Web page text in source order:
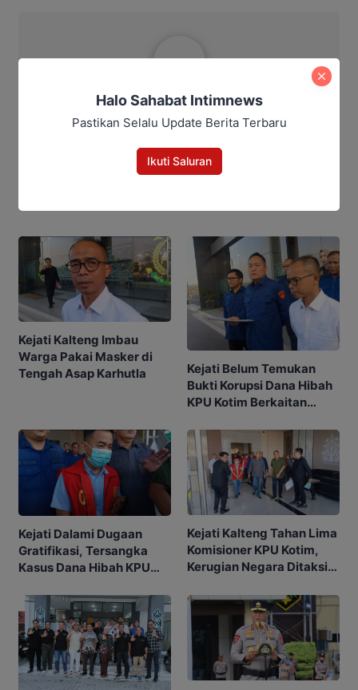
Aditya Lukmantoro
Kejati Kalteng Imbau
Warga Pakai Masker di
Tengah Asap Karhutla
Kejati Belum Temukan
Bukti Korupsi Dana Hibah
KPU Kotim Berkaitan
Kejati Dalami Dugaan
Gratifikasi, Tersangka
Kasus Dana Hibah KPU
Kejati Kalteng Tahan Lima
Komisioner KPU Kotim,
Kerugian Negara Ditaksir
Halo Sahabat Intimnews
Pastikan Selalu Update Berita Terbaru
Ikuti Saluran